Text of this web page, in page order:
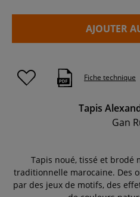
AJOUTER
Fiche technique
Tapis
Gan
Tapis noué, tissé et brodé
traditionnelle marocaine. Des
par des jeux de motifs, des